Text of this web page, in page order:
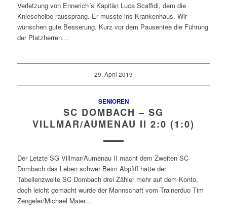
Verletzung von Ennerich´s Kapitän Luca Scaffidi, dem die
Kniescheibe raussprang. Er musste ins Krankenhaus. Wir
wünschen gute Besserung. Kurz vor dem Pausentee die Führung
der Platzherren…
29. April 2019
SENIOREN
SC DOMBACH – SG
VILLMAR/AUMENAU II 2:0 (1:0)
Der Letzte SG Villmar/Aumenau II macht dem Zweiten SC
Dombach das Leben schwer Beim Abpfiff hatte der
Tabellenzweite SC Dombach drei Zähler mehr auf dem Konto,
doch leicht gemacht wurde der Mannschaft vom Trainerduo Tim
Zengeler/Michael Maier…